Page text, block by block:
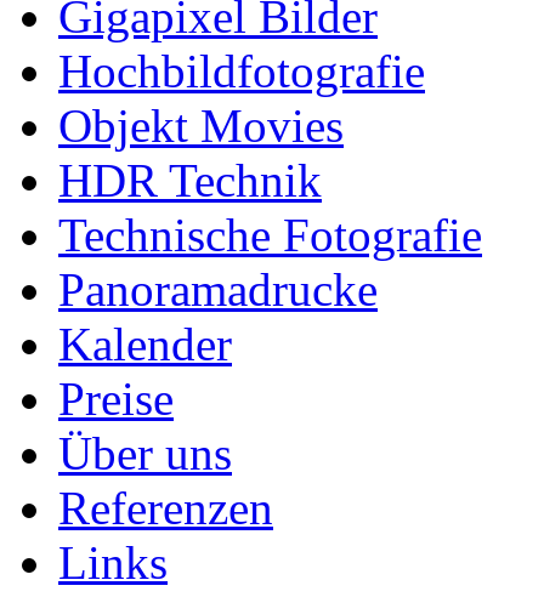
Gigapixel Bilder
Hochbildfotografie
Objekt Movies
HDR Technik
Technische Fotografie
Panoramadrucke
Kalender
Preise
Über uns
Referenzen
Links